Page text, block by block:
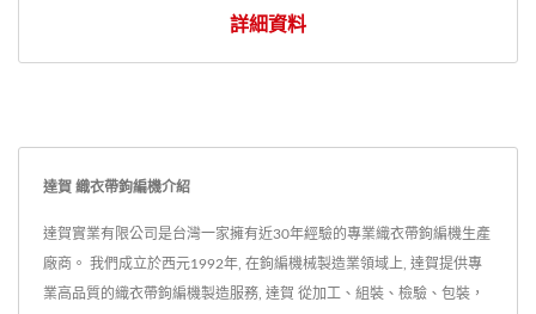
詳細資料
達賀 織衣帶鉤編機介紹
達賀實業有限公司是台灣一家擁有近30年經驗的專業織衣帶鉤編機生產
廠商。 我們成立於西元1992年, 在鉤編機械製造業領域上, 達賀提供專
業高品質的織衣帶鉤編機製造服務, 達賀 從加工、組裝、檢驗、包裝，